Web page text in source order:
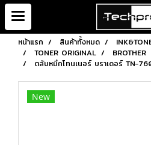
หน้าแรก สินค้าทั้งหมด
TONER ORIGINAL
BROTHER
ตลับหมึกโทนเนอร์ บราเดอร์ TN-
New